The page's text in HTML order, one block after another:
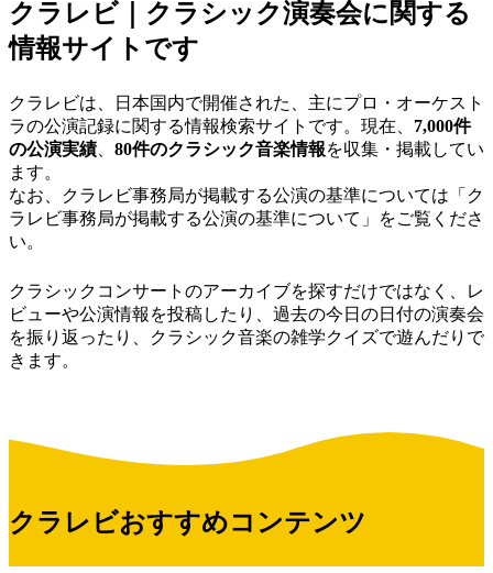
クラレビ｜クラシック演奏会に関する
情報サイトです
クラレビは、日本国内で開催された、主にプロ・オーケスト
ラの公演記録に関する情報検索サイトです。現在、 7,000件
の公演実績、 80件のクラシック音楽情報を収集・掲載してい
ます。
なお、クラレビ事務局が掲載する公演の基準については「 ク
ラレビ事務局が掲載する公演の基準について 」をご覧くださ
い。
クラシックコンサートのアーカイブを探すだけではなく、
レ
ビューや公演情報を投稿したり、 過去の今日の日付の演奏会
を振り返ったり、
クラシック音楽の雑学クイズで遊んだりで
きます。
クラレビおすすめコンテンツ